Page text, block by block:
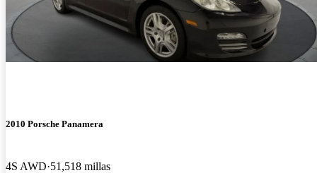
2010 Porsche Panamera
4S AWD 51,518 millas